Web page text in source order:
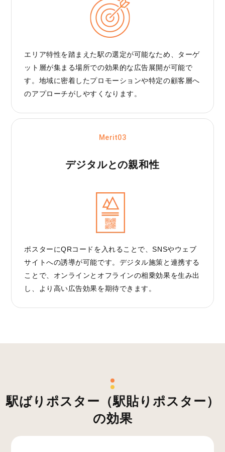
エリア特性を踏まえた駅の選定が可能なため、ターゲ
ット層が集まる場所での効果的な広告展開が可能で
す。地域に密着したプロモーションや特定の顧客層へ
のアプローチがしやすくなります。
Merit03
デジタルとの親和性
ポスターにQRコードを入れることで、SNSやウェブ
サイトへの誘導が可能です。デジタル施策と連携する
ことで、オンラインとオフラインの相乗効果を生み出
し、より高い広告効果を期待できます。
駅ばりポスター（駅貼りポスター）
の効果